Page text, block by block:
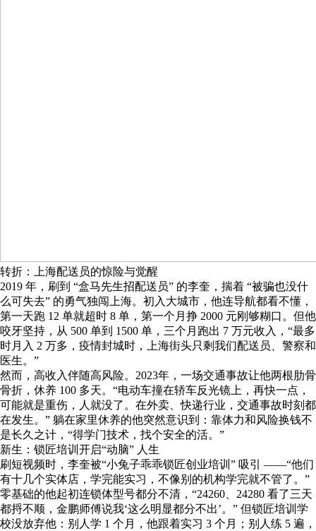
转折：上海配送员的惊险与觉醒
2019 年，刷到 “盒马先生招配送员” 的李奎，揣着 “被骗也没什
么可失去” 的勇气独闯上海。初入大城市，他连导航都看不懂，
第一天跑 12 单就超时 8 单，第一个月挣 2000 元刚够糊口。但他
咬牙坚持，从 500 单到 1500 单，三个月跑出 7 万元收入，“最多
时月入 2 万多，疫情封城时，上海街头只剩我们配送员、警察和
医生。”
然而，高收入伴随高风险。2023年，一场交通事故让他两根肋骨
骨折，休养 100 多天。“电动车撞在轿车反光镜上，再快一点，
可能就是重伤，人就没了。在外卖、快递行业，交通事故时刻都
在发生。” 躺在家里休养的他突然意识到：靠体力和风险换钱不
是长久之计，“得学门技术，找个安全的活。”
新生：锁匠培训开启“动脑” 人生
刷短视频时，李奎被“小兔子乖乖锁匠创业培训” 吸引 ——“他们
有十几个实体店，学完能实习，不像别的机构学完就不管了。”
零基础的他起初连锁体型号都分不清，“24260、24280 看了三天
都捋不顺，金鹏师傅说我‘这么明显都分不出’。” 但锁匠培训学
校没放弃他：别人学 1 个月，他跟着实习 3 个月；别人练 5 遍，